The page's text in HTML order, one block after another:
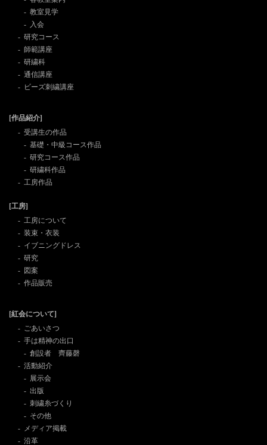
教室見学
入会
研究コース
師範講座
研繍科
通信講座
ビーズ刺繍講座
[作品紹介]
受講生の作品
基礎・中級コース作品
研究コース作品
研繍科作品
工房作品
[工房]
工房について
装束・衣装
イブニングドレス
研究
図案
作品販売
[紅会について]
ごあいさつ
手は精神の出口
創設者 齊藤磬
活動紹介
展示会
出版
刺繍糸づくり
その他
メディア掲載
沿革